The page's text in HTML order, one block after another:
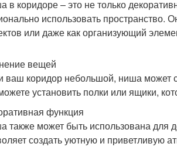
в коридоре – это не только
использовать
или даже как организующий
вещей
ваш коридор небольшой, ниша может
установить полки или ящики,
функция
также может быть использована для
создать уютную и приветливую